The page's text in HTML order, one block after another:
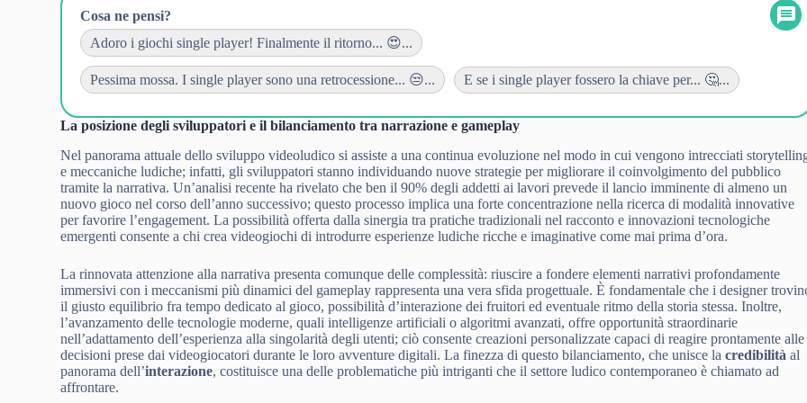
Cosa ne pensi?
Adoro i giochi single player! Finalmente il ritorno... 😍...
Pessima mossa. I single player sono una retrocessione... 😒... E se i single player fossero la chiave per... 🤔...
La posizione degli sviluppatori e il bilanciamento tra narrazione e gameplay
Nel panorama attuale dello sviluppo videoludico si assiste a una continua evoluzione nel modo in cui vengono intrecciati
e meccaniche ludiche; infatti, gli sviluppatori stanno individuando nuove strategie per migliorare il coinvolgimento del pubblico
tramite la narrativa. Un’analisi recente ha rivelato che ben il 90% degli addetti ai lavori prevede il lancio imminente di almeno un
nuovo gioco nel corso dell’anno successivo; questo processo implica una forte concentrazione nella ricerca di modalità innovative
per favorire l’engagement. La possibilità offerta dalla sinergia tra pratiche tradizionali nel racconto e innovazioni tecnologiche
emergenti consente a chi crea videogiochi di introdurre esperienze ludiche ricche e imaginative come mai prima d’ora.
La rinnovata attenzione alla narrativa presenta comunque delle complessità: riuscire a fondere elementi narrativi profondamente
immersivi con i meccanismi più dinamici del gameplay rappresenta una vera sfida progettuale. È fondamentale che i designer
il giusto equilibrio fra tempo dedicato al gioco, possibilità d’interazione dei fruitori ed eventuale ritmo della storia stessa. Inoltre,
l’avanzamento delle tecnologie moderne, quali intelligenze artificiali o algoritmi avanzati, offre opportunità straordinarie
nell’adattamento dell’esperienza alla singolarità degli utenti; ciò consente creazioni personalizzate capaci di reagire prontamente alle
decisioni prese dai videogiocatori durante le loro avventure digitali. La finezza di questo bilanciamento, che unisce lacredibilità al
panorama dell’interazione, costituisce una delle problematiche più intriganti che il settore ludico contemporaneo è chiamato ad
affrontare.